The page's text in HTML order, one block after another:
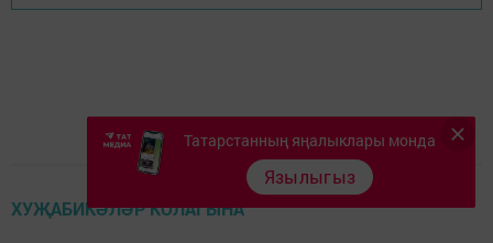
ХУҖАБИКӘЛӘР КОЛАГЫНА
Татарстанның яңалыклары монда
Язылыгыз